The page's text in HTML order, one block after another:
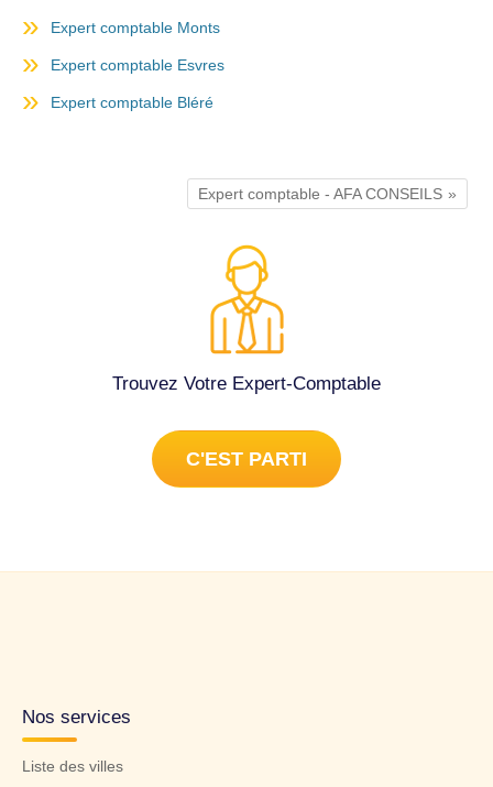
Expert comptable Monts
Expert comptable Esvres
Expert comptable Bléré
Expert comptable - AFA CONSEILS
Trouvez Votre Expert-Comptable
C'EST PARTI
Nos services
Liste des villes